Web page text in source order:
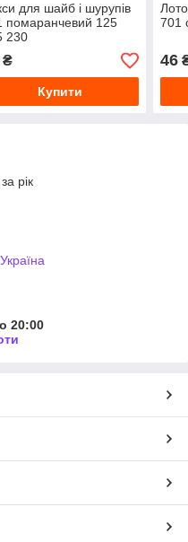
для шайб і шурупів
помаранчевий 125
230
Купити
701
46
рік
20:00